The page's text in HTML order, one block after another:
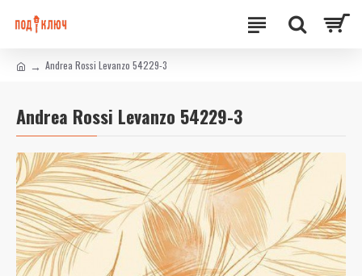
Andrea Rossi Levanzo 54229-3
Andrea Rossi Levanzo 54229-3